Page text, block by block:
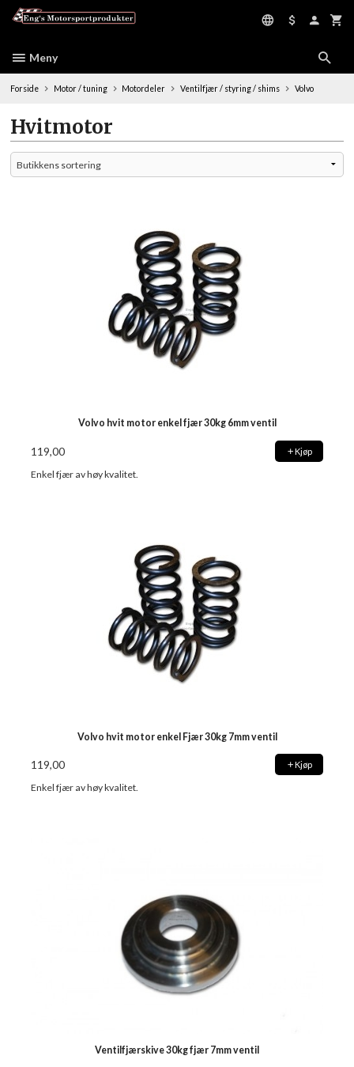
Meny
Forside Motor / tuning Motordeler Ventilfjær / styring / shims Volvo
Hvitmotor
Volvo hvit motor enkel fjær 30kg 6mm ventil
119,00 Kjøp
Enkel fjær av høy kvalitet.
Volvo hvit motor enkel Fjær 30kg 7mm ventil
119,00 Kjøp
Enkel fjær av høy kvalitet.
Ventilfjærskive 30kg fjær 7mm ventil